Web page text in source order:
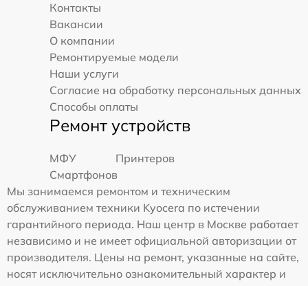
Контакты
Вакансии
О компании
Ремонтируемые модели
Наши услуги
Согласие на обработку персональных данных
Способы оплаты
Ремонт устройств
МФУ
Принтеров
Смартфонов
Мы занимаемся ремонтом и техническим
обслуживанием техники Kyocera по истечении
гарантийного периода. Наш центр в Москве работает
независимо и не имеет официальной авторизации от
производителя. Цены на ремонт, указанные на сайте,
носят исключительно ознакомительный характер и